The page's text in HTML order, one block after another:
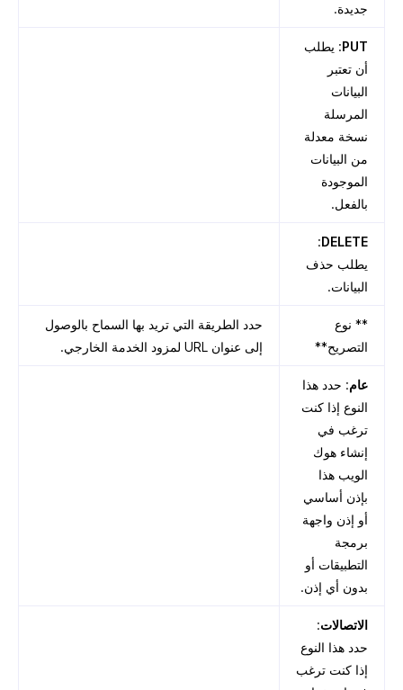
جديدة.
PUT: يطلب
أن تعتبر
البيانات
المرسلة
نسخة معدلة
من البيانات
الموجودة
بالفعل.
DELETE
:
يطلب حذف
البيانات.
** نوع
التصريح**
حدد الطريقة التي تريد بها السماح بالوصول
إلى عنوان URL لمزود الخدمة الخارجي.
عام: حدد هذا
النوع إذا كنت
ترغب في
إنشاء هوك
الويب هذا
بإذن أساسي
أو إذن واجهة
برمجة
التطبيقات أو
بدون أي إذن.
الاتصالات:
حدد هذا النوع
إذا كنت ترغب